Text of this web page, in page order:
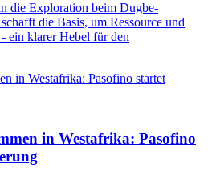
die Exploration beim Dugbe-
die Basis, um Ressource und
ein klarer Hebel für den
in Westafrika: Pasofino